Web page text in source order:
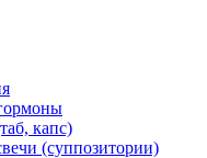
капс)
(суппозитории)